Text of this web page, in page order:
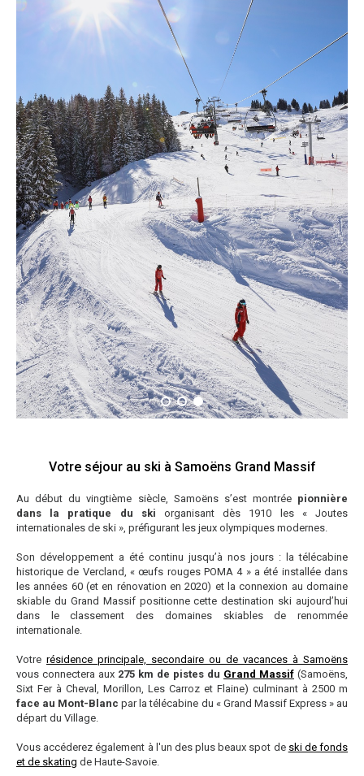
Votre séjour au ski à Samoëns Grand Massif
Au début du vingtième siècle, Samoëns s’est montrée pionnière
dans la pratique du ski organisant dès 1910 les « Joutes
internationales de ski », préfigurant les jeux olympiques modernes.
Son développement a été continu jusqu’à nos jours : la télécabine
historique de Vercland, « œufs rouges POMA 4 » a été installée dans
les années 60 (et en rénovation en 2020) et la connexion au domaine
skiable du Grand Massif positionne cette destination ski aujourd’hui
dans le classement des domaines skiables de renommée
internationale.
Votre résidence principale, secondaire ou de vacances à Samoëns
vous connectera aux 275 km de pistes du Grand Massif (Samoëns,
Sixt Fer à Cheval, Morillon, Les Carroz et Flaine) culminant à 2500 m
face au Mont-Blanc par la télécabine du « Grand Massif Express » au
départ du Village.
Vous accéderez également à l'un des plus beaux spot de ski de fonds
et de skating de Haute-Savoie.